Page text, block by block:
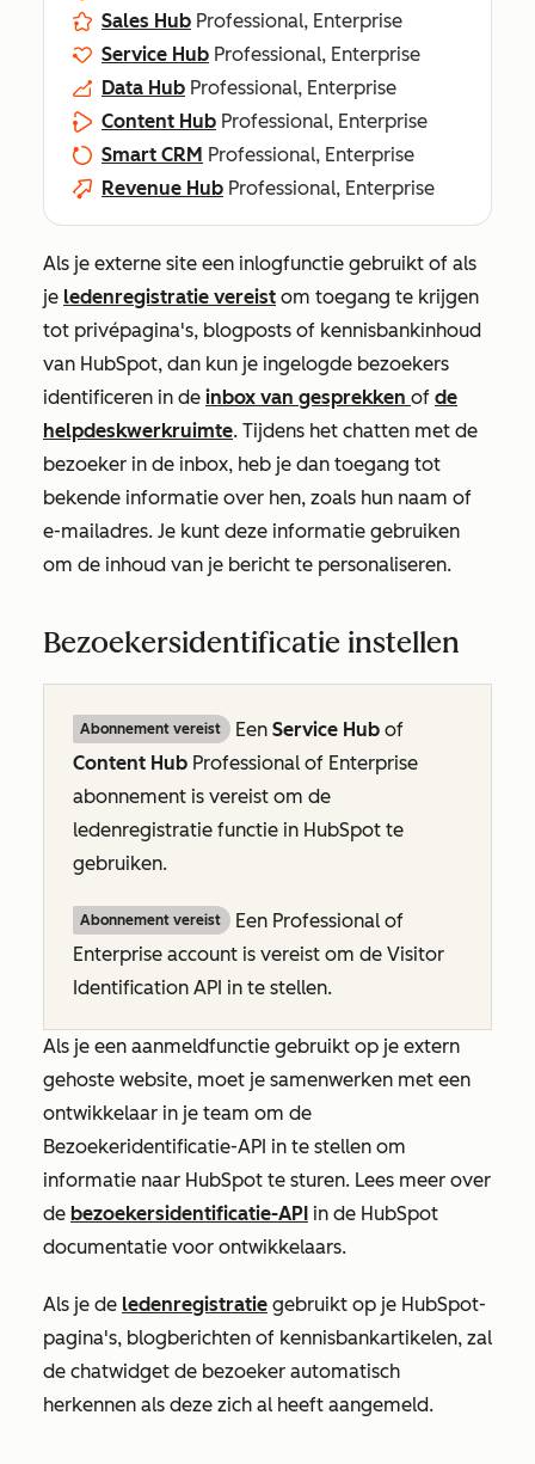
Sales Hub Professional, Enterprise
Service Hub Professional, Enterprise
Data Hub Professional, Enterprise
Content Hub Professional, Enterprise
Smart CRM Professional, Enterprise
Revenue Hub Professional, Enterprise
Als je externe site een inlogfunctie gebruikt of als
je ledenregistratie vereist om toegang te krijgen
tot privépagina's, blogposts of kennisbankinhoud
van HubSpot, dan kun je ingelogde bezoekers
identificeren in de inbox van gesprekken of de
helpdeskwerkruimte. Tijdens het chatten met de
bezoeker in de inbox, heb je dan toegang tot
bekende informatie over hen, zoals hun naam of
e-mailadres. Je kunt deze informatie gebruiken
om de inhoud van je bericht te personaliseren.
Bezoekersidentificatie instellen
Abonnement vereist Een Service Hub of
Content Hub Professional of Enterprise
abonnement is vereist om de
ledenregistratie functie in HubSpot te
gebruiken.
Abonnement vereist Een Professional of
Enterprise account is vereist om de Visitor
Identification API in te stellen.
Als je een aanmeldfunctie gebruikt op je extern
gehoste website, moet je samenwerken met een
ontwikkelaar in je team om de
Bezoekeridentificatie-API in te stellen om
informatie naar HubSpot te sturen. Lees meer over
de bezoekersidentificatie-API in de HubSpot
documentatie voor ontwikkelaars.
Als je de ledenregistratie gebruikt op je HubSpot-
pagina's, blogberichten of kennisbankartikelen, zal
de chatwidget de bezoeker automatisch
herkennen als deze zich al heeft aangemeld.